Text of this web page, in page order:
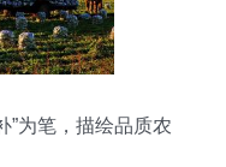
”为笔，描绘品质农